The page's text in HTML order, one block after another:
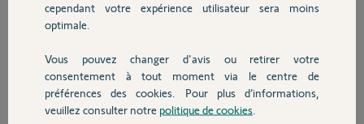
Capteur de soleil extérieur
Capteur d’ensoleillement et de
température extérieure - Sunteis io
En savoir plus
cependant votre expérience utilisateur sera moins
optimale.
Vous pouvez changer d'avis ou retirer votre
consentement à tout moment via le centre de
préférences des cookies. Pour plus d’informations,
veuillez consulter notre politique de cookies